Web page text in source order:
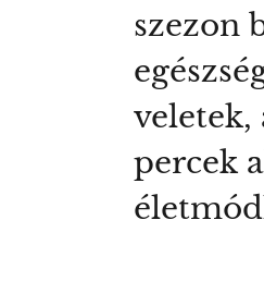
szezon
veletek,
percek